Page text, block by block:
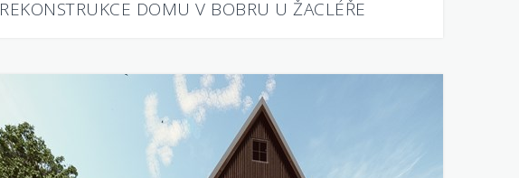
REKONSTRUKCE DOMU V BOBRU U ŽACLÉŘE